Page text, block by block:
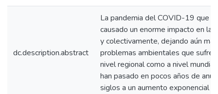
dc.description.abstract
La pandemia del COVID-19 que
causado un enorme impacto en la
y colectivamente, dejando aún
problemas ambientales que sufre
nivel regional como a nivel
han pasado en pocos años de
siglos a un aumento exponencial